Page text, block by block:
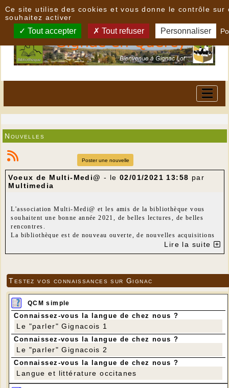
Nouvelles
Poster une nouvelle
Voeux de Multi-Medi@ - le 02/01/2021 13:58 par
Multimedia
L'association Multi-Medi@ et les amis de la bibliothèque vous
souhaitent une bonne année 2021, de belles lectures, de belles
rencontres.
La bibliothèque est de nouveau ouverte, de nouvelles acquisitions
Prenez soin de vous.
Lire la suite
Testez vos connaissances sur Gignac
QCM simple
Connaissez-vous la langue de chez nous ?
Le "parler" Gignacois 1
Connaissez-vous la langue de chez nous ?
Le "parler" Gignacois 2
Connaissez-vous la langue de chez nous ?
Langue et littérature occitanes
Ce site utilise des cookies et vous donne le contrôle sur
souhaitez activer
Tout accepter Tout refuser Personnaliser